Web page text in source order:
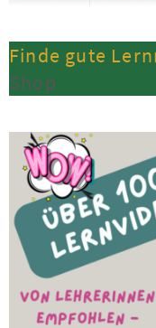
Finde gute
Shop